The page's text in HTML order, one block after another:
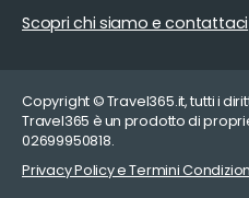
Scopri chi siamo e contattaci
Copyright © Travel365.it, tutti i
Travel365 è un prodotto di
02699950818.
Privacy Policy e Termini